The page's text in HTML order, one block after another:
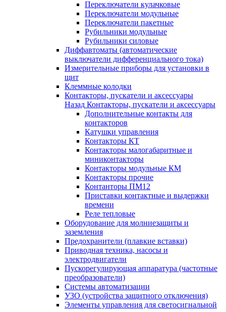
Переключатели кулачковые
Переключатели модульные
Переключатели пакетные
Рубильники модульные
Рубильники силовые
Диффавтоматы (автоматические
выключатели дифференциального тока)
Измерительные приборы для установки в
щит
Клеммные колодки
Контакторы, пускатели и аксессуары
Назад Контакторы, пускатели и аксессуары
Дополнительные контакты для
контакторов
Катушки управления
Контакторы КТ
Контакторы малогабаритные и
миниконтакторы
Контакторы модульные КМ
Контакторы прочие
Контанторы ПМ12
Приставки контактные и выдержки
времени
Реле тепловые
Оборудование для молниезащиты и
заземления
Предохранители (плавкие вставки)
Приводная техника, насосы и
электродвигатели
Пускорегулирующая аппаратура (частотные
преобразователи)
Системы автоматизации
УЗО (устройства защитного отключения)
Элементы управления для светосигнальной